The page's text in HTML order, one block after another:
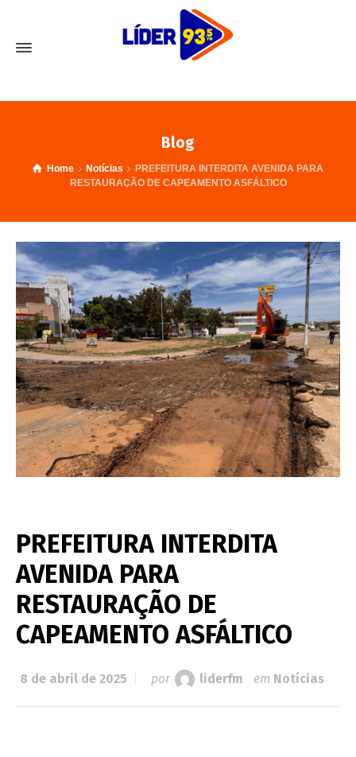
Blog
Home Notícias
PREFEITURA INTERDITA AVENIDA PARA
RESTAURAÇÃO DE CAPEAMENTO ASFÁLTICO
PREFEITURA INTERDITA
AVENIDA PARA
RESTAURAÇÃO DE
CAPEAMENTO ASFÁLTICO
8 de abril de 2025 por liderfm em Notícias